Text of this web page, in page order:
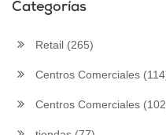
Categorías
Retail (265)
Centros Comerciales
Centros Comerciales